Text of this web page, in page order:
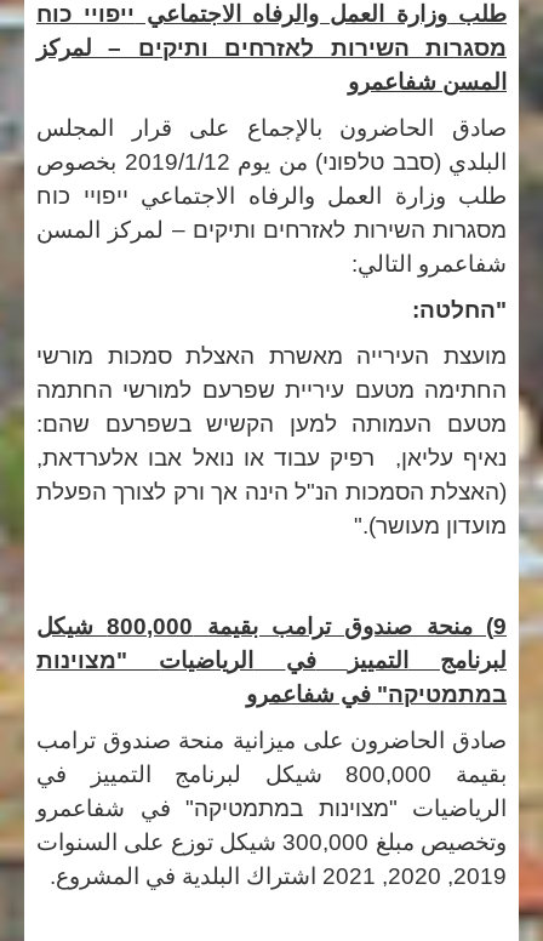
طلب وزارة العمل والرفاه الاجتماعي ייפויי כוח
מסגרות השירות לאזרחים ותיקים – لمركز
المسن شفاعمرو
صادق الحاضرون بالإجماع على قرار المجلس
البلدي (סבב טלפוני
) من يوم 2019/1/12 بخصوص
طلب وزارة العمل والرفاه الاجتماعي ייפויי כוח
מסגרות השירות לאזרחים ותיקים – لمركز المسن
شفاعمرو التالي:
"החלטה:
מועצת העירייה מאשרת האצלת סמכות מורשי
החתימה מטעם עיריית שפרעם למורשי החתמה
מטעם העמותה למען הקשיש בשפרעם שהם:
נאיף עליאן, רפיק עבוד או נואל אבו אלערדאת,
(האצלת הסמכות הנ"ל הינה אך ורק לצורך הפעלת
מועדון מעושר)."
9) منحة صندوق ترامب بقيمة 800,000 شيكل
لبرنامج
التمييز في الرياضيات "מצוינות
במתמטיקה" في شفاعمرو
صادق الحاضرون على ميزانية منحة صندوق ترامب
بقيمة
شيكل لبرنامج التمييز
في
الرياضيات "מצוינות במתמטיקה" في شفاعمرو
وتخصيص مبلغ 300,000 شيكل توزع على السنوات
2019, 2020, 2021 اشتراك البلدية في المشروع.